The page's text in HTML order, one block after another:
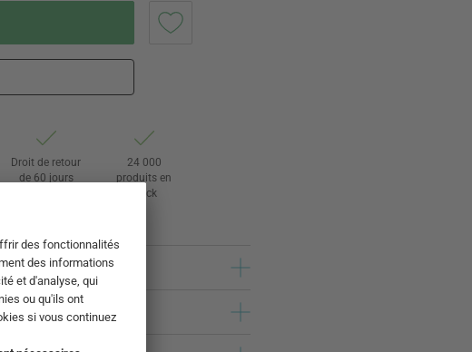
Droit de retour
de 60 jours
24 000
produits en
stock